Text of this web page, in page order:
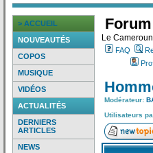
> ACCUEIL
NOUVEAUTÉS
COPOS
MUSIQUE
VIDÉOS
ACTUALITÉS
DERNIERS
ARTICLES
NEWS
Le
FAQ
Modérateur:
Utilisateurs